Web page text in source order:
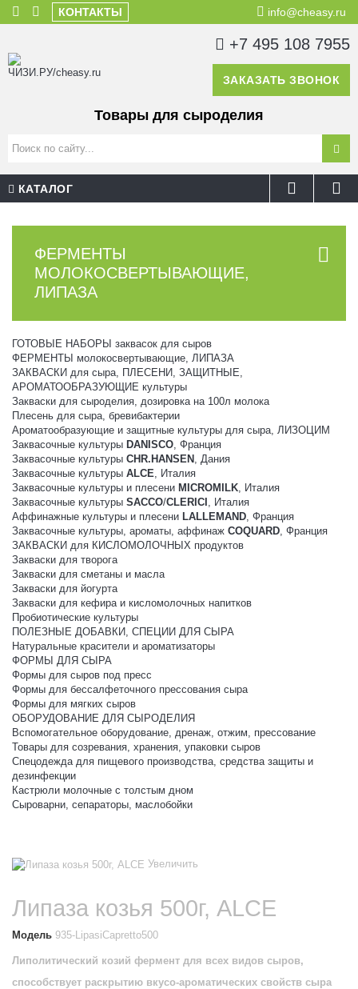
КОНТАКТЫ info@cheasy.ru
+7 495 108 7955
ЗАКАЗАТЬ ЗВОНОК
Товары для сыроделия
КАТАЛОГ
ФЕРМЕНТЫ
МОЛОКОСВЕРТЫВАЮЩИЕ,
ЛИПАЗА
ГОТОВЫЕ НАБОРЫ заквасок для сыров
ФЕРМЕНТЫ молокосвертывающие, ЛИПАЗА
ЗАКВАСКИ для сыра, ПЛЕСЕНИ, ЗАЩИТНЫЕ,
АРОМАТООБРАЗУЮЩИЕ культуры
Закваски для сыроделия, дозировка на 100л молока
Плесень для сыра, бревибактерии
Ароматообразующие и защитные культуры для сыра, ЛИЗОЦИМ
Заквасочные культуры DANISCO, Франция
Заквасочные культуры CHR.HANSEN , Дания
Заквасочные культуры ALCE, Италия
Заквасочные культуры и плесени MICROMILK, Италия
Заквасочные культуры SACCO/CLERICI , Италия
Аффинажные культуры и плесени LALLEMAND, Франция
Заквасочные культуры, ароматы, аффинаж COQUARD, Франция
ЗАКВАСКИ для КИСЛОМОЛОЧНЫХ продуктов
Закваски для творога
Закваски для сметаны и масла
Закваски для йогурта
Закваски для кефира и кисломолочных напитков
Пробиотические культуры
ПОЛЕЗНЫЕ ДОБАВКИ, СПЕЦИИ ДЛЯ СЫРА
Натуральные красители и ароматизаторы
ФОРМЫ ДЛЯ СЫРА
Формы для сыров под пресс
Формы для бессалфеточного прессования сыра
Формы для мягких сыров
ОБОРУДОВАНИЕ ДЛЯ СЫРОДЕЛИЯ
Вспомогательное оборудование, дренаж, отжим, прессование
Товары для созревания, хранения, упаковки сыров
Спецодежда для пищевого производства, средства защиты и
дезинфекции
Кастрюли молочные с толстым дном
Сыроварни, сепараторы, маслобойки
Увеличить
Липаза козья 500г, ALCE
Модель 935-LipasiCapretto500
Липолитический козий фермент для всех видов сыров,
способствует раскрытию вкусо-ароматических свойств сыра